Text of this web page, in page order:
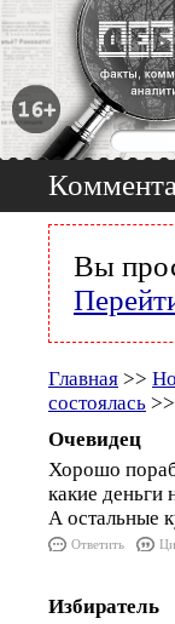
Вы
Главная >>
состоялась
Очевидец
Хорошо
какие деньги
А остальные
Ответить
Избиратель